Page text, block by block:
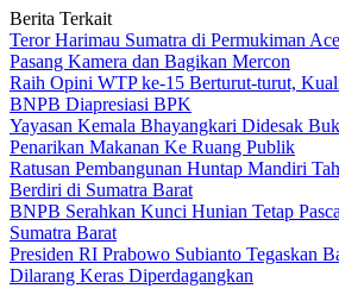
Berita Terkait
Teror Harimau Sumatra di Permukiman
Pasang Kamera dan Bagikan Mercon
Raih Opini WTP ke-15 Berturut-turut,
BNPB Diapresiasi BPK
Yayasan Kemala Bhayangkari Didesak
Penarikan Makanan Ke Ruang Publik
Ratusan Pembangunan Huntap Mandiri
Berdiri di Sumatra Barat
BNPB Serahkan Kunci Hunian Tetap
Sumatra Barat
Presiden RI Prabowo Subianto Tegaskan
Dilarang Keras Diperdagangkan